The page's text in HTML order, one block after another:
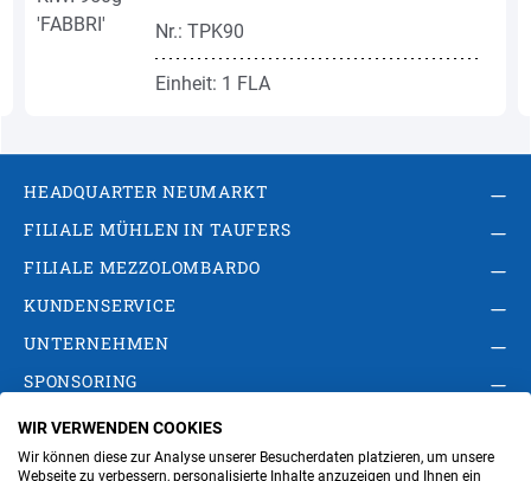
Nr.: TPK90
Einheit: 1 FLA
HEADQUARTER NEUMARKT
FILIALE MÜHLEN IN TAUFERS
FILIALE MEZZOLOMBARDO
KUNDENSERVICE
UNTERNEHMEN
SPONSORING
AGB Privacy Policy
Impressum
Cookie-Einstellungen ändern
Verwaltung
WIR VERWENDEN COOKIES
Wir können diese zur Analyse unserer Besucherdaten platzieren, um unsere
Webseite zu verbessern, personalisierte Inhalte anzuzeigen und Ihnen ein